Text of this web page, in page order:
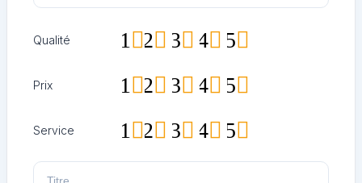
Qualité 5
4
3
2
1
Prix 5
4
3
2
1
Service 5
4
3
2
1